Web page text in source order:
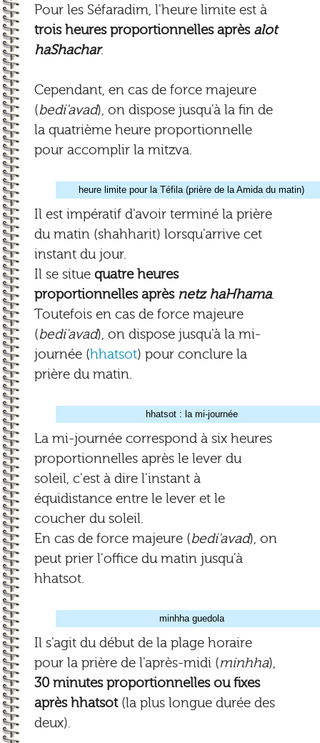
Pour les Séfaradim, l'heure limite est à
trois heures proportionnelles après alot
haShachar.
Cependant, en cas de force majeure
(bedi'avad), on dispose jusqu'à la fin de
la quatrième heure proportionnelle
pour accomplir la mitzva.
heure limite pour la Téfila (prière de la Amida du matin)
Il est impératif d'avoir terminé la prière
du matin (shahharit) lorsqu'arrive cet
instant du jour.
Il se situequatre heures
proportionnelles après netz haHhama.
Toutefois en cas de force majeure
(bedi'avad), on dispose jusqu'à la mi-
journée (hhatsot) pour conclure la
prière du matin.
hhatsot : la mi-journée
La mi-journée correspond à six heures
proportionnelles après le lever du
soleil, c'est à dire l'instant à
équidistance entre le lever et le
coucher du soleil.
En cas de force majeure (bedi'avad), on
peut prier l'office du matin jusqu'à
hhatsot.
minhha guedola
Il s'agit du début de la plage horaire
pour la prière de l'après-midi (minhha),
30 minutes proportionnelles ou fixes
après hhatsot(la plus longue durée des
deux).